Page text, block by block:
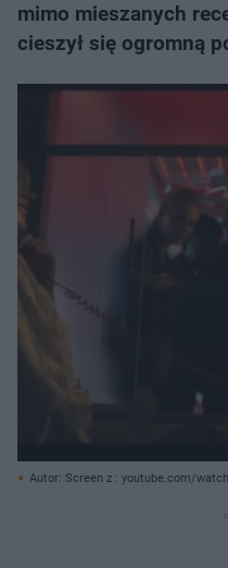
mimo mieszanych
cieszył się ogromną
Autor: Screen z : youtube.com/